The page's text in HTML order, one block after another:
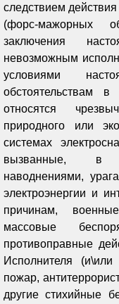
следствием
(форс-мажорных
заключения
невозможным
условиями
обстоятельствам
относятся
природного или
системах
вызванные, в
наводнениями,
электроэнергии и
причинам,
массовые
противоправные
Исполнителя
пожар,
другие стихийные